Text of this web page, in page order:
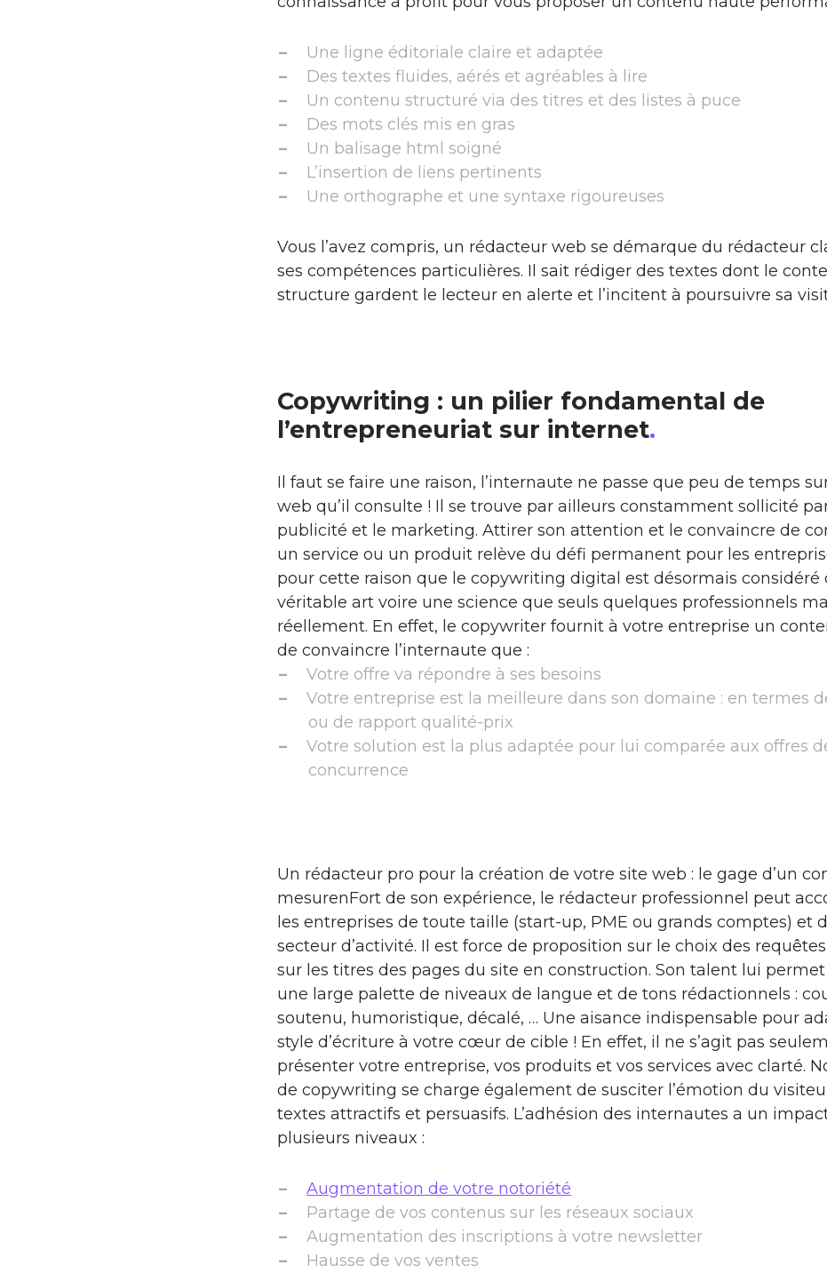
Une ligne éditoriale claire et adaptée
Des textes fluides, aérés et agréables à lire
Un contenu structuré via des titres et des listes à puce
Des mots clés mis en gras
Un balisage html soigné
L’insertion de liens pertinents
Une orthographe et une syntaxe rigoureuses
Vous l’avez compris, un rédacteur web se démarque du rédacteur
ses compétences particulières. Il sait rédiger des textes dont le
structure gardent le lecteur en alerte et l’incitent à poursuivre sa
Copywriting : un pilier fondamental de
l’entrepreneuriat sur internet.
Il faut se faire une raison, l’internaute ne passe que peu de temps
web qu’il consulte ! Il se trouve par ailleurs constamment sollicité
publicité et le marketing. Attirer son attention et le convaincre de
un service ou un produit relève du défi permanent pour les
pour cette raison que le copywriting digital est désormais considéré
véritable art voire une science que seuls quelques professionnels
réellement. En effet, le copywriter fournit à votre entreprise un
de convaincre l’internaute que :
Votre offre va répondre à ses besoins
Votre entreprise est la meilleure dans son domaine : en termes
ou de rapport qualité-prix
Votre solution est la plus adaptée pour lui comparée aux offres
concurrence
Un rédacteur pro pour la création de votre site web : le gage d’un
mesurenFort de son expérience, le rédacteur professionnel peut
les entreprises de toute taille (start-up, PME ou grands comptes) et
secteur d’activité. Il est force de proposition sur le choix des
sur les titres des pages du site en construction. Son talent lui
une large palette de niveaux de langue et de tons rédactionnels :
soutenu, humoristique, décalé, … Une aisance indispensable pour
style d’écriture à votre cœur de cible ! En effet, il ne s’agit pas
présenter votre entreprise, vos produits et vos services avec clarté.
de copywriting se charge également de susciter l’émotion du
textes attractifs et persuasifs. L’adhésion des internautes a un
plusieurs niveaux :
Augmentation de votre notoriété
Partage de vos contenus sur les réseaux sociaux
Augmentation des inscriptions à votre newsletter
Hausse de vos ventes